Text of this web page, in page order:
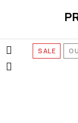
SALE